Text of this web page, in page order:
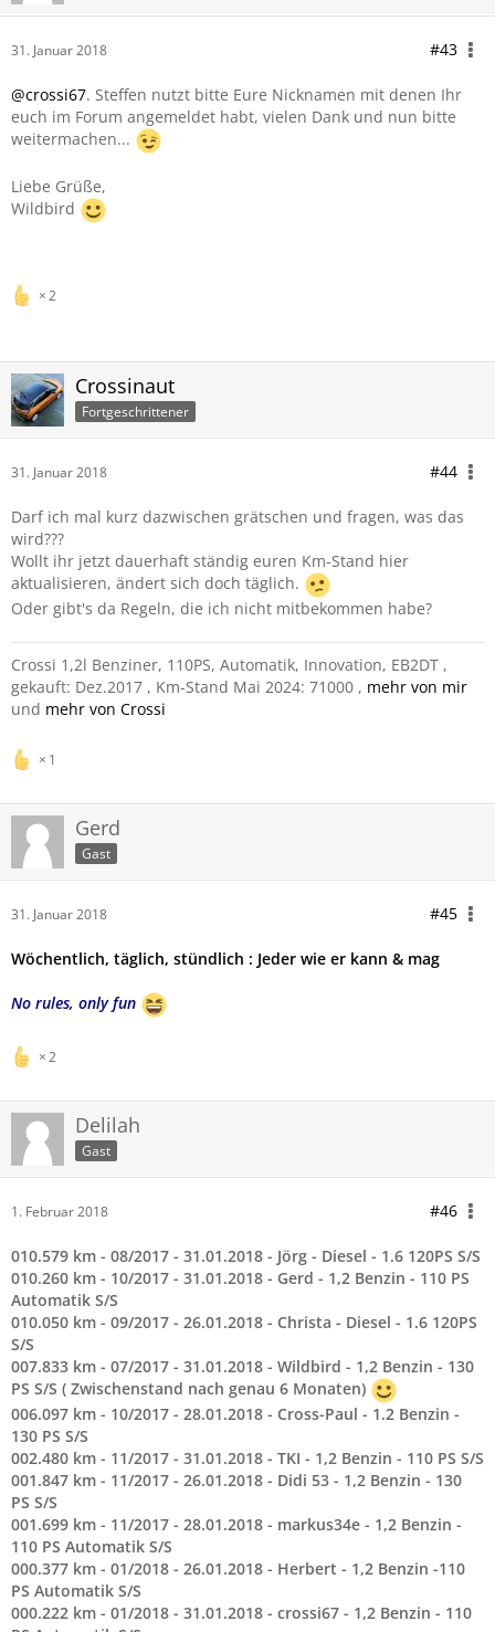
31. Januar 2018 #43
@crossi67. Steffen nutzt bitte Eure Nicknamen mit denen Ihr
euch im Forum angemeldet habt, vielen Dank und nun bitte
weitermachen...
Liebe Grüße,
Wildbird
2
Crossinaut
Fortgeschrittener
31. Januar 2018 #44
Darf ich mal kurz dazwischen grätschen und fragen, was das
wird???
Wollt ihr jetzt dauerhaft ständig euren Km-Stand hier
aktualisieren, ändert sich doch täglich.
Oder gibt's da Regeln, die ich nicht mitbekommen habe?
Crossi 1,2l Benziner, 110PS, Automatik, Innovation, EB2DT ,
gekauft: Dez.2017 , Km-Stand Mai 2024: 71000 , mehr von mir
und mehr von Crossi
1
Gerd
Gast
31. Januar 2018 #45
Wöchentlich, täglich, stündlich : Jeder wie er kann & mag
No rules, only fun
2
Delilah
Gast
1. Februar 2018 #46
010.579 km - 08/2017 - 31.01.2018 - Jörg - Diesel - 1.6 120PS S/S
010.260 km - 10/2017 - 31.01.2018 - Gerd - 1,2 Benzin - 110 PS
Automatik S/S
010.050 km - 09/2017 - 26.01.2018 - Christa - Diesel - 1.6 120PS
S/S
007.833 km - 07/2017 - 31.01.2018 - Wildbird - 1,2 Benzin - 130
PS S/S ( Zwischenstand nach genau 6 Monaten)
006.097 km - 10/2017 - 28.01.2018 - Cross-Paul - 1.2 Benzin -
130 PS S/S
002.480 km - 11/2017 - 31.01.2018 - TKI - 1,2 Benzin - 110 PS S/S
001.847 km - 11/2017 - 26.01.2018 - Didi 53 - 1,2 Benzin - 130
PS S/S
001.699 km - 11/2017 - 28.01.2018 - markus34e - 1,2 Benzin -
110 PS Automatik S/S
000.377 km - 01/2018 - 26.01.2018 - Herbert - 1,2 Benzin -110
PS Automatik S/S
000.222 km - 01/2018 - 31.01.2018 - crossi67 - 1,2 Benzin - 110